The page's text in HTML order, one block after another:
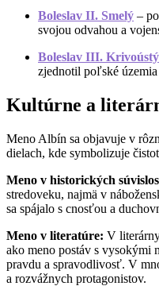
Boleslav II. Smelý –
svojou odvahou a
Boleslav III. Krivoústý
zjednotil poľské
Kultúrne a
Meno Albín sa objavuje v
dielach, kde symbolizuje
Meno v historických
stredoveku, najmä v
sa spájalo s cnosťou a
Meno v literatúre: V
ako meno postáv s vysokými
pravdu a spravodlivosť. V
a rozvážnych protagonistov.